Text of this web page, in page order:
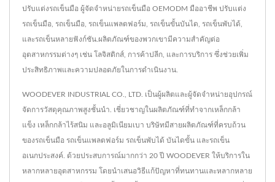
ปรับแต่งรถเข็นมือ ผู้จัดจำหน่ายรถเข็นมือ OEMODM มืออาชีพ ปรับแต่ง
รถเข็นมือ, รถเข็นมือ, รถเข็นแพลตฟอร์ม, รถเข็นขั้นบันได, รถเข็นพับได้,
และรถเข็นหลายฟังก์ชัน.ผลิตภัณฑ์ของพวกเขามีความสำคัญต่อ
อุตสาหกรรมต่างๆ เช่น โลจิสติกส์, การค้าปลีก, และการบริการ ซึ่งช่วยเพิ่ม
ประสิทธิภาพและความปลอดภัยในการดำเนินงาน.
WOODEVER INDUSTRIAL CO., LTD. เป็นผู้ผลิตและผู้จัดจำหน่ายอุปกรณ์
จัดการวัสดุคุณภาพสูงชั้นนำ. เชี่ยวชาญในผลิตภัณฑ์ที่ทำจากเหล็กกล้า
แข็ง เหล็กกล้าไร้สนิม และอลูมิเนียมเบา บริษัทมีสายผลิตภัณฑ์ที่ครบถ้วน
ของรถเข็นมือ รถเข็นแพลตฟอร์ม รถเข็นพับได้ บันไดขั้น และรถเข็น
อเนกประสงค์. ด้วยประสบการณ์มากกว่า 20 ปี WOODEVER ให้บริการใน
หลากหลายอุตสาหกรรม โดยนำเสนอวิธีแก้ปัญหาที่ทนทานและหลากหลาย